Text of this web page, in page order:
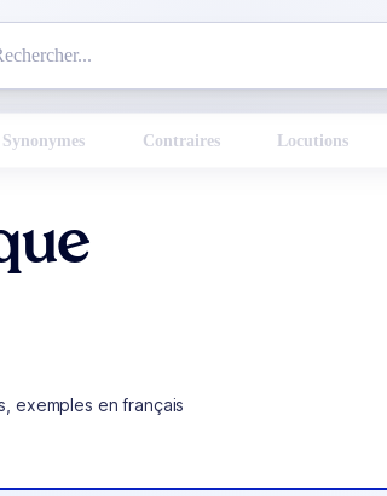
Synonymes Contraires Locutions
exemples en français